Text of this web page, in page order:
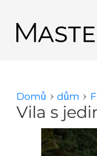
Zpět na
Jste zde
Domů dům
Vila s